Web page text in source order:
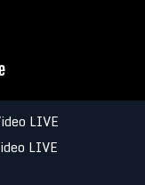
LIVE
LIVE